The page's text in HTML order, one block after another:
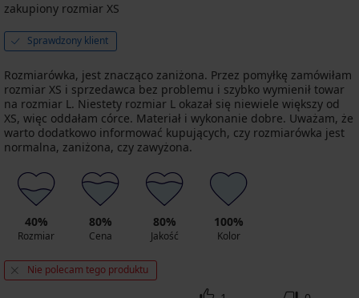
zakupiony rozmiar XS
Sprawdzony klient
Rozmiarówka, jest znacząco zaniżona. Przez pomyłkę zamówiłam
rozmiar XS i sprzedawca bez problemu i szybko wymienił towar
na rozmiar L. Niestety rozmiar L okazał się niewiele większy od
XS, więc oddałam córce. Materiał i wykonanie dobre. Uważam, że
warto dodatkowo informować kupujących, czy rozmiarówka jest
normalna, zaniżona, czy zawyżona.
40%
Rozmiar
80%
Cena
80%
Jakość
100%
Kolor
Nie polecam tego produktu